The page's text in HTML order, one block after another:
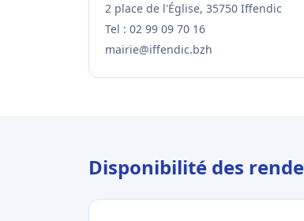
2 place de l'Église, 35750 Iffendic
Tel : 02 99 09 70 16
mairie@iffendic.bzh
Disponibilité des